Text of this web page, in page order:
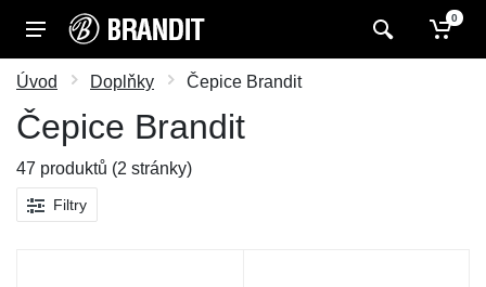
0
Úvod Doplňky Čepice Brandit
Čepice Brandit
47 produktů (2 stránky)
Filtry